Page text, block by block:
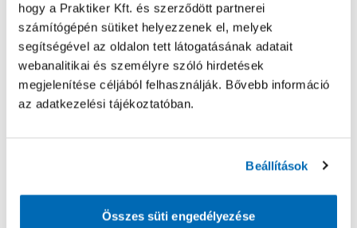
hogy a Praktiker Kft. és szerződött partnerei
számítógépén sütiket helyezzenek el, melyek
segítségével az oldalon tett látogatásának adatait
webanalitikai és személyre szóló hirdetések
megjelenítése céljából felhasználják. Bővebb információ
az adatkezelési tájékoztatóban.
Beállítások
Összes süti engedélyezése